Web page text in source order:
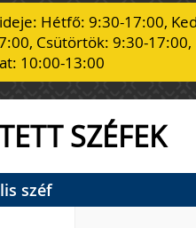
Hétfő: 9:30-17:00,
Csütörtök: 9:30-17:00,
10:00-13:00
SZÉFEK
széf